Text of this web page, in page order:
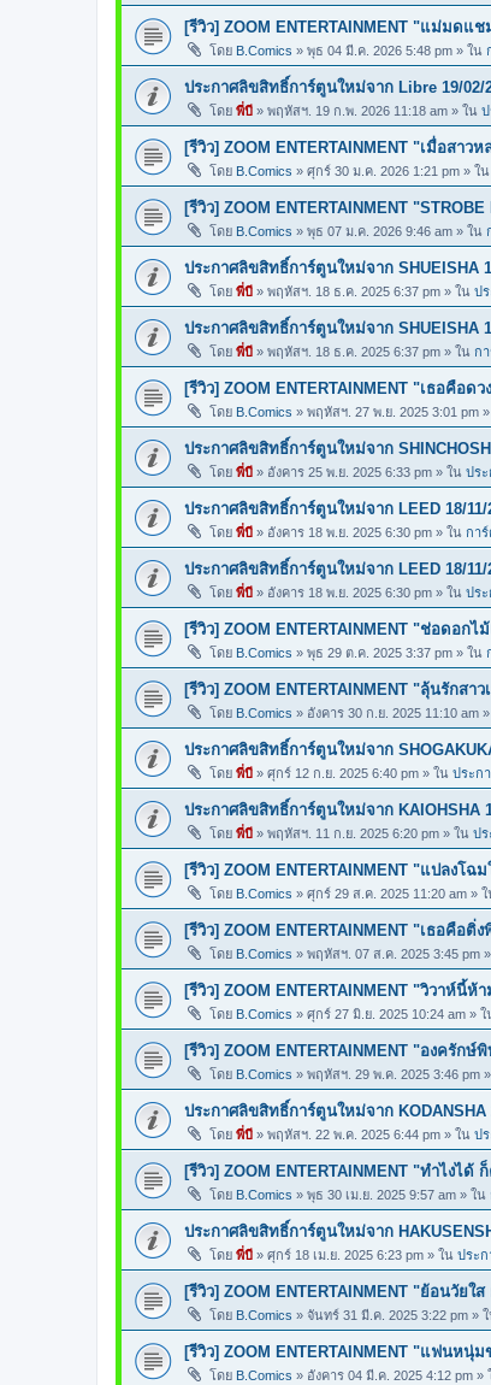
[รีวิว] ZOOM ENTERTAINMENT "แม่มดแ
โดย B.Comics » พุธ 04 มี.ค. 2026 5:48 pm » ใน
ประกาศลิขสิทธิ์การ์ตูนใหม่จาก Libre 19/02/
โดย พี่บี » พฤหัสฯ. 19 ก.พ. 2026 11:18 am » ใน
[รีวิว] ZOOM ENTERTAINMENT "เมื่อสาว
โดย B.Comics » ศุกร์ 30 ม.ค. 2026 1:21 pm » ใน
[รีวิว] ZOOM ENTERTAINMENT
โดย B.Comics » พุธ 07 ม.ค. 2026 9:46 am » ใน
ประกาศลิขสิทธิ์การ์ตูนใหม่จาก SHUEISHA
โดย พี่บี » พฤหัสฯ. 18 ธ.ค. 2025 6:37 pm » ใน ป
ประกาศลิขสิทธิ์การ์ตูนใหม่จาก SHUEISHA
โดย พี่บี » พฤหัสฯ. 18 ธ.ค. 2025 6:37 pm » ใน ก
[รีวิว] ZOOM ENTERTAINMENT "เธอคือด
โดย B.Comics » พฤหัสฯ. 27 พ.ย. 2025 3:01 pm
ประกาศลิขสิทธิ์การ์ตูนใหม่จาก
โดย พี่บี » อังคาร 25 พ.ย. 2025 6:33 pm » ใน ปร
ประกาศลิขสิทธิ์การ์ตูนใหม่จาก LEED 18/11/
โดย พี่บี » อังคาร 18 พ.ย. 2025 6:30 pm » ใน กา
ประกาศลิขสิทธิ์การ์ตูนใหม่จาก LEED 18/11/
โดย พี่บี » อังคาร 18 พ.ย. 2025 6:30 pm » ใน ปร
[รีวิว] ZOOM ENTERTAINMENT "ช่อดอกไ
โดย B.Comics » พุธ 29 ต.ค. 2025 3:37 pm » ใน
[รีวิว] ZOOM ENTERTAINMENT "ลุ้นรักสาว
โดย B.Comics » อังคาร 30 ก.ย. 2025 11:10 am
ประกาศลิขสิทธิ์การ์ตูนใหม่จาก
โดย พี่บี » ศุกร์ 12 ก.ย. 2025 6:40 pm » ใน ประก
ประกาศลิขสิทธิ์การ์ตูนใหม่จาก KAIOHSHA
โดย พี่บี » พฤหัสฯ. 11 ก.ย. 2025 6:20 pm » ใน ป
[รีวิว] ZOOM ENTERTAINMENT "แปลงโ
โดย B.Comics » ศุกร์ 29 ส.ค. 2025 11:20 am »
[รีวิว] ZOOM ENTERTAINMENT "เธอคือติ่
โดย B.Comics » พฤหัสฯ. 07 ส.ค. 2025 3:45 pm
[รีวิว] ZOOM ENTERTAINMENT "วิวาห์นี้
โดย B.Comics » ศุกร์ 27 มิ.ย. 2025 10:24 am » ใ
[รีวิว] ZOOM ENTERTAINMENT "องครักษ์
โดย B.Comics » พฤหัสฯ. 29 พ.ค. 2025 3:46 pm
ประกาศลิขสิทธิ์การ์ตูนใหม่จาก KODANSHA
โดย พี่บี » พฤหัสฯ. 22 พ.ค. 2025 6:44 pm » ใน ป
[รีวิว] ZOOM ENTERTAINMENT "ทำไงได้
โดย B.Comics » พุธ 30 เม.ย. 2025 9:57 am » ใน
ประกาศลิขสิทธิ์การ์ตูนใหม่จาก
โดย พี่บี » ศุกร์ 18 เม.ย. 2025 6:23 pm » ใน ประ
[รีวิว] ZOOM ENTERTAINMENT "ย้อนวัยใ
โดย B.Comics » จันทร์ 31 มี.ค. 2025 3:22 pm »
[รีวิว] ZOOM ENTERTAINMENT "แฟนหนุ่
โดย B.Comics » อังคาร 04 มี.ค. 2025 4:12 pm »